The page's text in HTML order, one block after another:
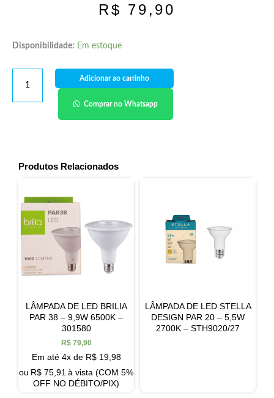
R$ 79,90
Disponibilidade: Em estoque
Adicionar ao carrinho
Comprar no Whatsapp
Produtos Relacionados
LÂMPADA DE LED BRILIA
PAR 38 – 9,9W 6500K –
301580
R$79,90
Em até 4x de R$19,98
ou R$ 75,91 à vista (COM 5%
OFF NO DÉBITO/PIX)
LÂMPADA DE LED STELLA
DESIGN PAR 20 – 5,5W
2700K – STH9020/27